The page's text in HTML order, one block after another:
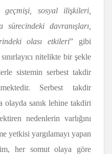
geçmişi, sosyal ilişkileri,
davranışları,
olası etkileri” gibi
nitelikte bir şekle
sistemin serbest takdir
Serbest takdir
olayda sanık lehine takdiri
nedenlerin varlığını
yetkisi yargılamayı yapan
her somut olaya göre